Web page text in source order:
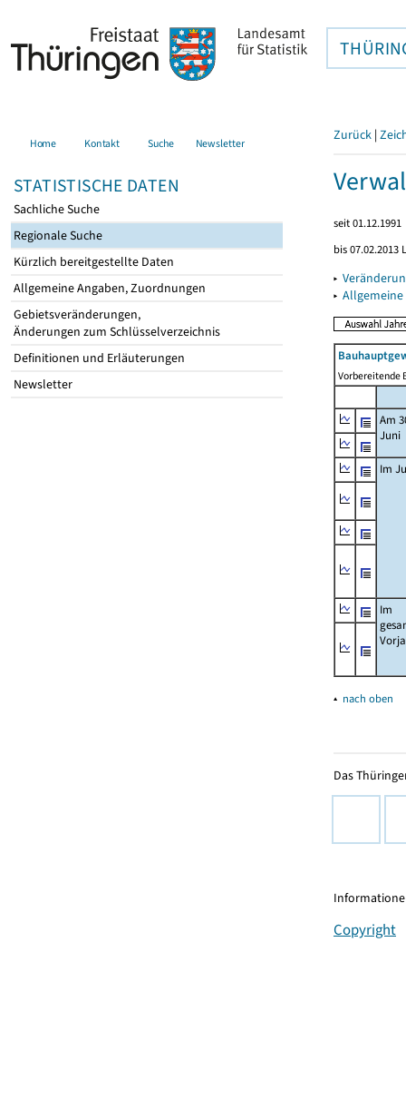
Home Kontakt Suche Newsletter
STATISTISCHE DATEN
Sachliche Suche
Regionale Suche
Kürzlich bereitgestellte Daten
Allgemeine Angaben, Zuordnungen
Gebietsveränderungen,
Änderungen zum Schlüsselverzeichnis
Definitionen und Erläuterungen
Newsletter
Zurück |
seit 01.12.1991
bis 07.02.2013
▸
▸
Vorbereitende
Am
Juni
Im
Im
▴ nach oben
Das
Copyright